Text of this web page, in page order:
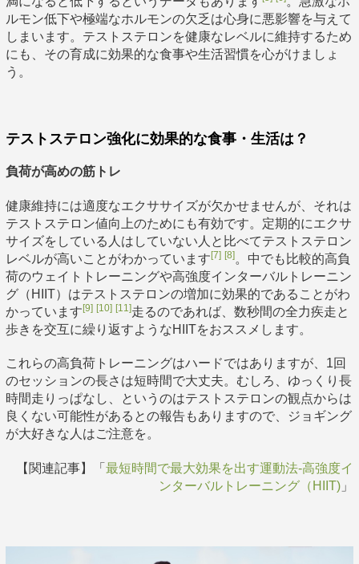
ルモン低下や極端なホルモンの欠乏は心身に悪影響を与えて
しまいます。テストステロンを健康なレベルに維持するため
にも、その育成に効果的な食事や生活習慣を心がけましょ
う。
テストステロン強化に効果的な食事・生活は？
負荷が高めの筋トレ
健康維持には適度なエクササイズが欠かせませんが、それは
テストステロン値向上のためにも有効です。定期的にエクサ
サイズをしている人はしていない人と比べてテストステロン
レベルが高いことがわかっています[7] [8]。中でも比較的高負
荷のウェイトトレーニングや高強度インターバルトレーニン
グ（HIIT）はテストステロンの増加に効果的であることがわ
かっています[9] [10] [11]走るのであれば、数秒間の全力疾走と
歩きを交互に繰り返すようなHIITをおススメします。
これらの高負荷トレーニングはハードではありますが、1回
のセッションの長さは短時間で大丈夫。むしろ、ゆっくり長
時間走りっぱなし、というのはテストステロンの観点からは
良くない可能性があるとの報告もありますので、ジョギング
が大好きな人はご注意を。
【関連記事】「最短時間で最大効果を出す運動法-高強度イ
ンターバルトレーニング（HIIT) 」